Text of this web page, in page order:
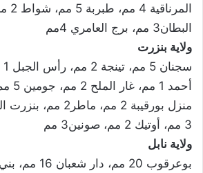
البطان3 مم، برج العامري 4مم
ولاية بنزرت
3 مم، أوتيك 2 مم، صونين3 مم
ولاية نابل